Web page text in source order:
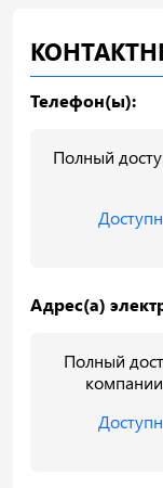
Телефон(ы):
Полный
Адрес(а)
Полный